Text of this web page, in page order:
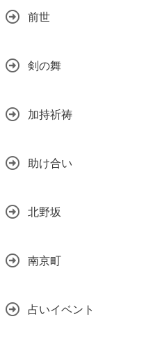
前世
剣の舞
加持祈祷
助け合い
北野坂
南京町
占いイベント